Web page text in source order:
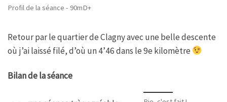
Profil de la séance - 90mD+
Retour par le quartier de Clagny avec une belle descente
où j’ai laissé filé, d’où un 4’46 dans le 9e kilomètre
Bilan de la séance